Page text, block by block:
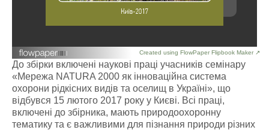
Created using FlowPaper Flipbook Maker ↗
До збірки включені наукові праці учасників семінару
«Мережа NATURA 2000 як інноваційна система
охорони рідкісних видів та оселищ в Україні», що
відбувся 15 лютого 2017 року у Києві. Всі праці,
включені до збірника, мають природоохоронну
тематику та є важливими для пізнання природи різних